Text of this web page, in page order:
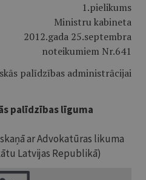
1.pielikums
Ministru kabineta
2012.gada 25.septembra
noteikumiem Nr.641
palīdzības administrācijai
palīdzības līguma
ar Advokatūras likuma
Latvijas Republikā)